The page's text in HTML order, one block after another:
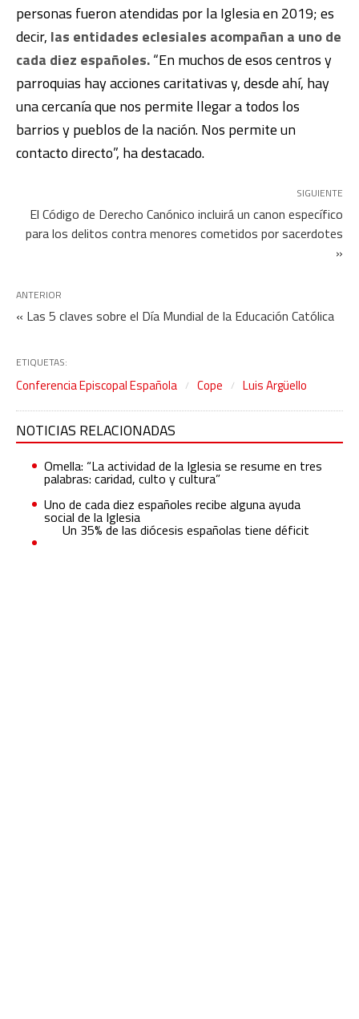
personas fueron atendidas por la Iglesia en 2019; es
decir, las entidades eclesiales acompañan a uno de
cada diez españoles.“En muchos de esos centros y
parroquias hay acciones caritativas y, desde ahí, hay
una cercanía que nos permite llegar a todos los
barrios y pueblos de la nación. Nos permite un
contacto directo”, ha destacado.
SIGUIENTE
El Código de Derecho Canónico incluirá un canon específico
para los delitos contra menores cometidos por sacerdotes
»
ANTERIOR
« Las 5 claves sobre el Día Mundial de la Educación Católica
ETIQUETAS:
Conferencia Episcopal Española Cope Luis Argüello
NOTICIAS RELACIONADAS
Omella: “La actividad de la Iglesia se resume en tres
palabras: caridad, culto y cultura”
Uno de cada diez españoles recibe alguna ayuda
social de la Iglesia
Un 35% de las diócesis españolas tiene déficit